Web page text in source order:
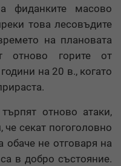
фиданките масово
това лесовъдите
на плановата
отново горите от
на 20 в., когато
отново атаки,
секат погоголовно
не отговаря на
в добро състояние.